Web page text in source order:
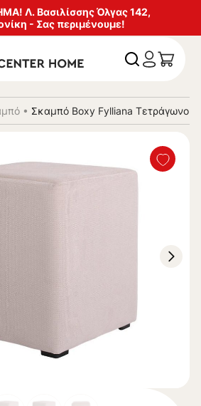
Λ. Βασιλίσσης Όλγας 142,
- Σας περιμένουμε!
• Σκαμπό Boxy Fylliana Τετράγωνο